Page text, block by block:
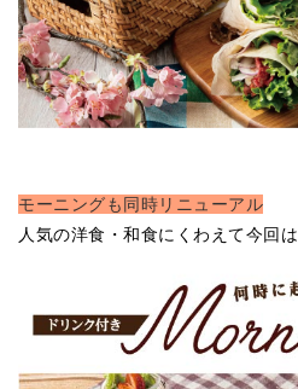
モーニングも同時リニューアル
人気の洋食・和食にくわえて今回は